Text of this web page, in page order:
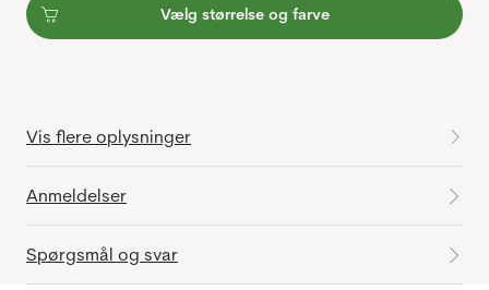
Vælg størrelse og farve
Vis flere oplysninger
Anmeldelser
Spørgsmål og svar